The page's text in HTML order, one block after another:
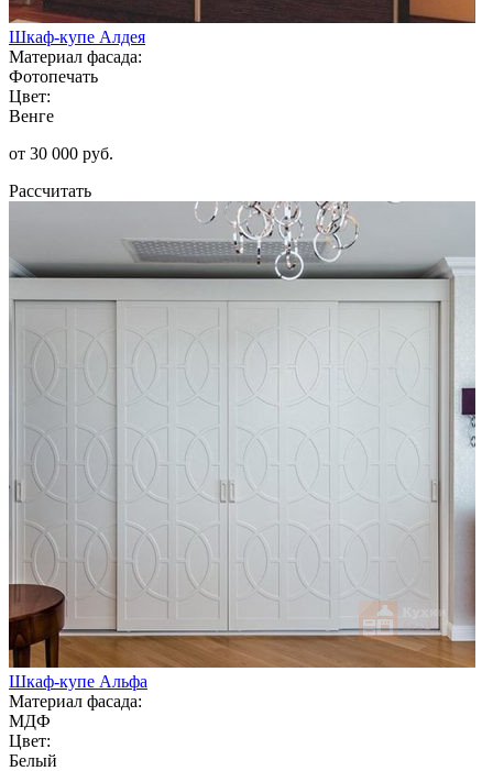
Шкаф-купе Алдея
Материал фасада:
Фотопечать
Цвет:
Венге
от 30 000 руб.
Рассчитать
Шкаф-купе Альфа
Материал фасада:
МДФ
Цвет:
Белый